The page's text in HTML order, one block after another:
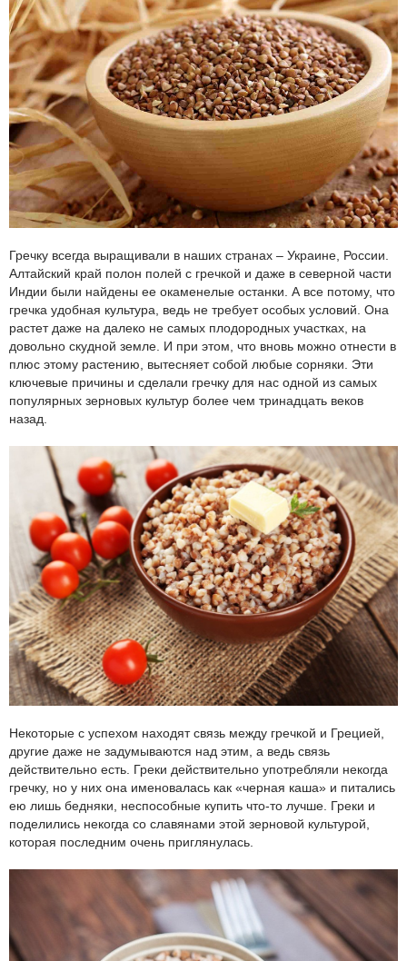
Гречку всегда выращивали в наших странах – Украине, России.
Алтайский край полон полей с гречкой и даже в северной части
Индии были найдены ее окаменелые останки. А все потому, что
гречка удобная культура, ведь не требует особых условий. Она
растет даже на далеко не самых плодородных участках, на
довольно скудной земле. И при этом, что вновь можно отнести в
плюс этому растению, вытесняет собой любые сорняки. Эти
ключевые причины и сделали гречку для нас одной из самых
популярных зерновых культур более чем тринадцать веков
назад.
Некоторые с успехом находят связь между гречкой и Грецией,
другие даже не задумываются над этим, а ведь связь
действительно есть. Греки действительно употребляли некогда
гречку, но у них она именовалась как «черная каша» и питались
ею лишь бедняки, неспособные купить что-то лучше. Греки и
поделились некогда со славянами этой зерновой культурой,
которая последним очень приглянулась.